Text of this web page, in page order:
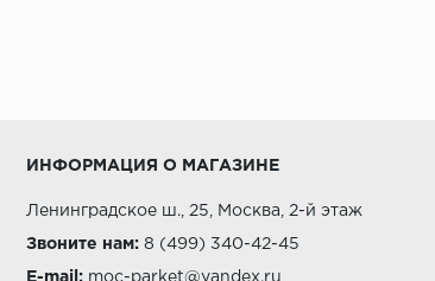
ИНФОРМАЦИЯ О МАГАЗИНЕ
Ленинградское ш., 25, Москва, 2-й этаж
Звоните нам: 8 (499) 340-42-45
E-mail: moc-parket@yandex.ru